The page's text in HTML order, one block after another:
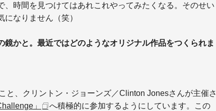
、時間を見つけてはあれこれやってみたくなる。そのせい
なりません（笑）
かと。最近ではどのようなオリジナル作品をつくられま
と、クリントン・ジョーンズ／Clinton Jonesさんが主催さ
」
へ積極的に参加するようにしています。この